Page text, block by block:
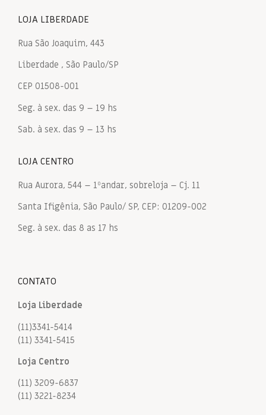
LOJA LIBERDADE
Rua São Joaquim, 443
Liberdade , São Paulo/SP
CEP 01508-001
Seg. à sex. das 9 – 19 hs
Sab. à sex. das 9 – 13 hs
LOJA CENTRO
Rua Aurora, 544 – 1ºandar, sobreloja – Cj. 11
Santa Ifigênia, São Paulo/ SP, CEP: 01209-002
Seg. à sex. das 8 as 17 hs
CONTATO
Loja Liberdade
(11)3341-5414
(11) 3341-5415
Loja Centro
(11) 3209-6837
(11) 3221-8234